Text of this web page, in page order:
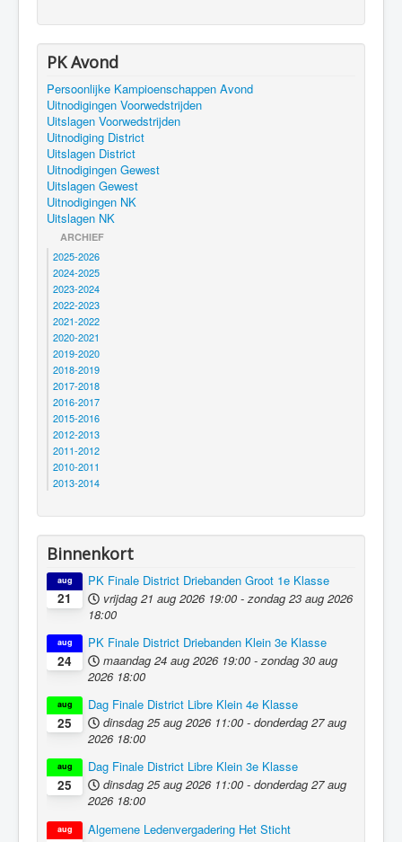
PK Avond
Persoonlijke Kampioenschappen Avond
Uitnodigingen Voorwedstrijden
Uitslagen Voorwedstrijden
Uitnodiging District
Uitslagen District
Uitnodigingen Gewest
Uitslagen Gewest
Uitnodigingen NK
Uitslagen NK
ARCHIEF
2025-2026
2024-2025
2023-2024
2022-2023
2021-2022
2020-2021
2019-2020
2018-2019
2017-2018
2016-2017
2015-2016
2012-2013
2011-2012
2010-2011
2013-2014
Binnenkort
21
aug
PK Finale District Driebanden Groot 1e Klasse
vrijdag 21 aug 2026 19:00 - zondag 23 aug 2026
18:00
24
aug
PK Finale District Driebanden Klein 3e Klasse
maandag 24 aug 2026 19:00 - zondag 30 aug
2026 18:00
25
aug
Dag Finale District Libre Klein 4e Klasse
dinsdag 25 aug 2026 11:00 - donderdag 27 aug
2026 18:00
25
aug
Dag Finale District Libre Klein 3e Klasse
dinsdag 25 aug 2026 11:00 - donderdag 27 aug
2026 18:00
aug
Algemene Ledenvergadering Het Sticht